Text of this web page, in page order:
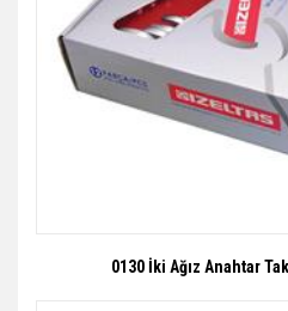
0130 İki Ağız Anahtar